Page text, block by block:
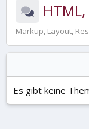
Markup, Layout,
Es gibt keine